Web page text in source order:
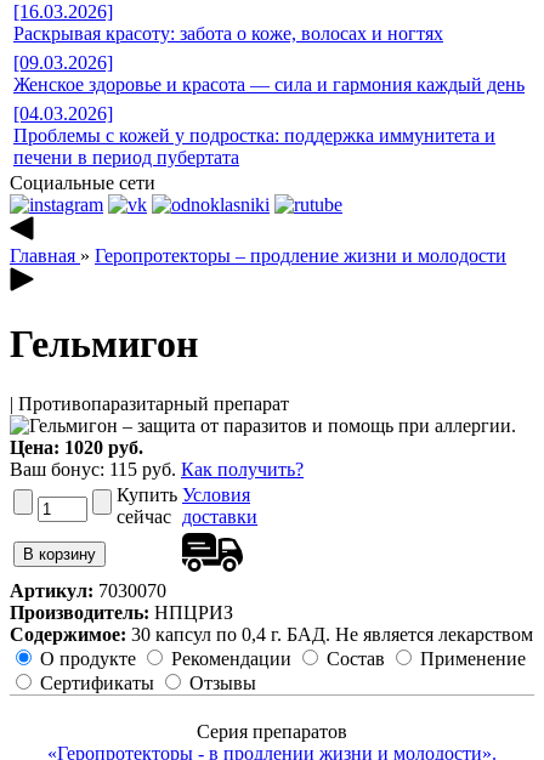
[16.03.2026]
Раскрывая красоту: забота о коже, волосах и ногтях
[09.03.2026]
Женское здоровье и красота — сила и гармония каждый день
[04.03.2026]
Проблемы с кожей у подростка: поддержка иммунитета и
печени в период пубертата
Социальные сети
Главная » Геропротекторы – продление жизни и молодости
Гельмигон
| Противопаразитарный препарат
Цена: 1020 руб.
Ваш бонус: 115 руб. Как получить?
Купить
сейчас
Условия
доставки
Артикул: 7030070
Производитель: НПЦРИЗ
Содержимое: 30 капсул по 0,4 г. БАД. Не является лекарством
О продукте
Рекомендации Состав
Применение
Сертификаты
Отзывы
Серия препаратов
«Геропротекторы - в продлении жизни и молодости».